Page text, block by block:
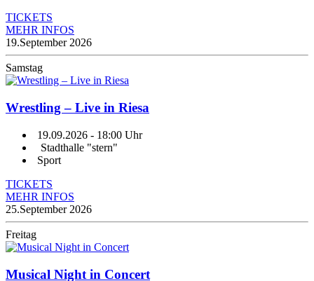
TICKETS
MEHR INFOS
19.September 2026
Samstag
Wrestling – Live in Riesa
19.09.2026 - 18:00 Uhr
Stadthalle "stern"
Sport
TICKETS
MEHR INFOS
25.September 2026
Freitag
Musical Night in Concert